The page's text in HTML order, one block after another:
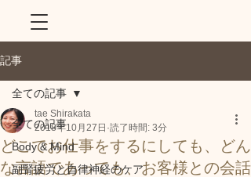
記事
全ての記事
Body & Mind
副腎疲労と自律神経のケア
全ての記事
どこでお仕事をするにしても、どん
な言語であっても、お客様との会話
tae Shirakata
2018年10月27日 読了時間: 3分